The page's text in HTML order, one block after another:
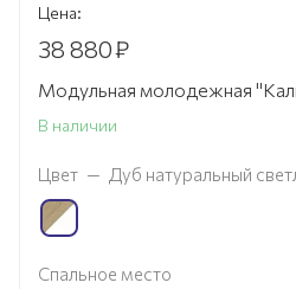
Цена:
38 880₽
Модульная молодежная
В наличии
Цвет — Дуб натуральный
Спальное место